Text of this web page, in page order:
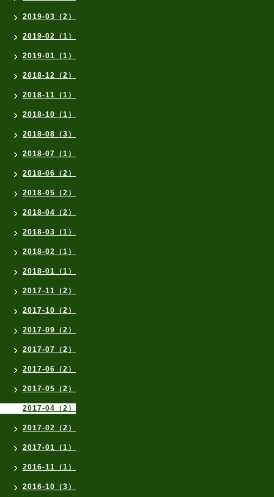
2019-03（2）
2019-02（1）
2019-01（1）
2018-12（2）
2018-11（1）
2018-10（1）
2018-08（3）
2018-07（1）
2018-06（2）
2018-05（2）
2018-04（2）
2018-03（1）
2018-02（1）
2018-01（1）
2017-11（2）
2017-10（2）
2017-09（2）
2017-07（2）
2017-06（2）
2017-05（2）
2017-04（2）
2017-02（2）
2017-01（1）
2016-11（1）
2016-10（3）